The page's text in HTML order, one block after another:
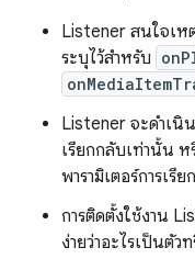
Listener สนใจเห
ระบุไว้สำหรับ
Listener จะดำเนิ
เรียกกลับเท่านั้น
พารามิเตอร์การเรี
การติดตั้งใช้งาน
ง่ายว่าอะไรเป็นตั